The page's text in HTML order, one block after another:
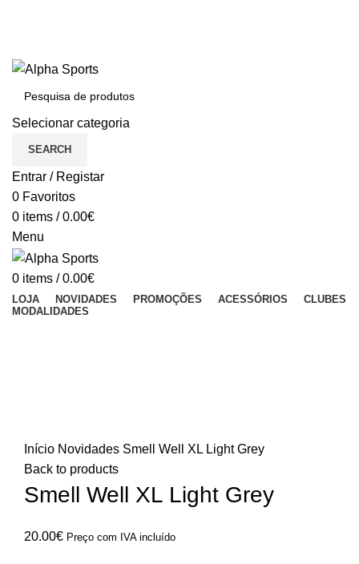
Selecionar categoria
SEARCH
Entrar / Registar
0 Favoritos
0 items / 0.00€
Menu
0 items / 0.00€
LOJA NOVIDADES PROMOÇÕES ACESSÓRIOS
CLUBES
MODALIDADES
Início Novidades Smell Well XL Light Grey
Back to products
Smell Well XL Light Grey
20.00€ Preço com IVA incluído